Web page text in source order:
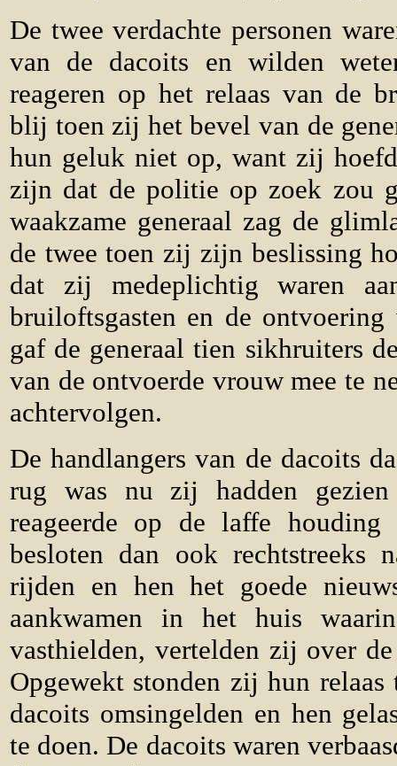
De twee verdachte personen
van de dacoits en wilden
reageren op het relaas van de
blij toen zij het bevel van de
hun geluk niet op, want zij
zijn dat de politie op zoek zou
waakzame generaal zag de
de twee toen zij zijn beslissing
dat zij medeplichtig waren
bruiloftsgasten en de
gaf de generaal tien sikhruiters
van de ontvoerde vrouw mee te
achtervolgen.
De handlangers van de dacoits
rug was nu zij hadden
reageerde op de laffe
besloten dan ook rechtstreeks
rijden en hen het goede
aankwamen in het huis
vasthielden, vertelden zij over
Opgewekt stonden zij hun
dacoits omsingelden en hen
te doen. De dacoits waren